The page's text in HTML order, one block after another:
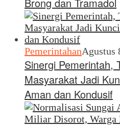
Brong dan Tramadol
PemerintahanAgustus
Sinergi Pemerintah,
Masyarakat Jadi
Aman dan Kondusif